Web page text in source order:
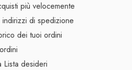
più velocemente
indirizzi di spedizione
dei tuoi ordini
Lista desideri